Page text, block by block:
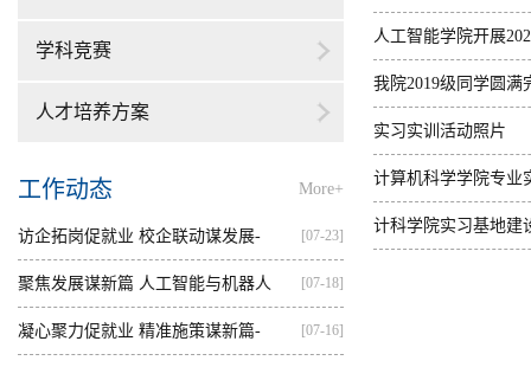
学科竞赛
人才培养方案
工作动态 More+
访企拓岗促就业 校企联动谋发展-
—...
[07-23]
聚焦发展谋新篇 人工智能与机器人
学...
[07-18]
凝心聚力促就业 精准施策谋新篇- [07-16]
人工智能学院开展
我院2019级同学圆满
实习实训活动照片
计算机科学学院专业
计科学院实习基地建